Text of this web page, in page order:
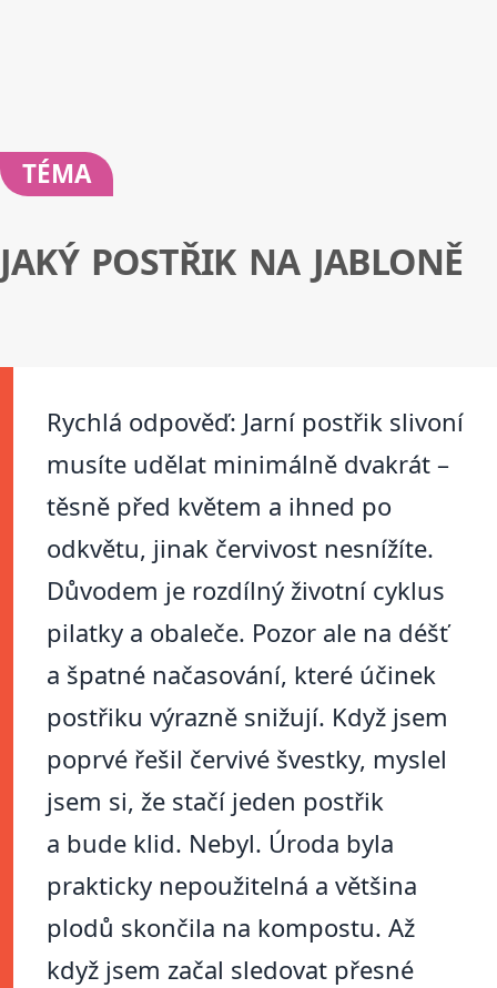
TÉMA
JAKÝ POSTŘIK NA JABLONĚ
Rychlá odpověď: Jarní postřik slivoní
musíte udělat minimálně dvakrát –
těsně před květem a ihned po
odkvětu, jinak červivost nesnížíte.
Důvodem je rozdílný životní cyklus
pilatky a obaleče. Pozor ale na déšť
a špatné načasování, které účinek
postřiku výrazně snižují. Když jsem
poprvé řešil červivé švestky, myslel
jsem si, že stačí jeden postřik
a bude klid. Nebyl. Úroda byla
prakticky nepoužitelná a většina
plodů skončila na kompostu. Až
když jsem začal sledovat přesné